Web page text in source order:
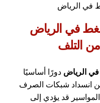
في الرياض
في الرياض
التلف
الرياض دورًا أساسيًا
عن انسداد شبكات الصرف
قد يؤدي إلى